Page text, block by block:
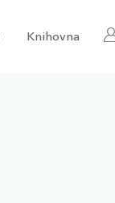
Knihovna